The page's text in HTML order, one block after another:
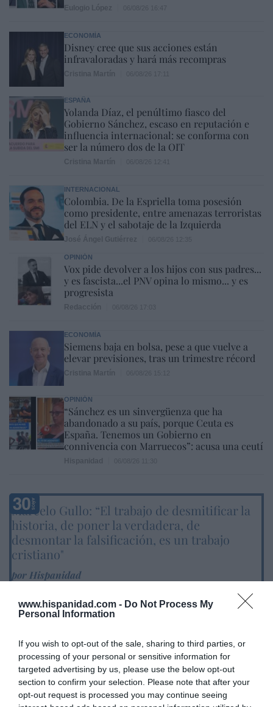
www.hispanidad.com - Do Not Process My
Personal Information
If you wish to opt-out of the sale, sharing to third parties, or
processing of your personal or sensitive information for
targeted advertising by us, please use the below opt-out
section to confirm your selection. Please note that after your
opt-out request is processed you may continue seeing
ECONOMÍA
Disney cree que sus acciones están
infravaloradas y hará más recompras
ESPAÑA
Yolanda Díaz, el penúltimo fiasco del
Gobierno Sánchez, escaso en reputación e
influencia internacional: se conforma con
ser la número dos de la OIT
INTERNACIONAL
Colombia. De la Espriella toma posesión
como presidente, entre amenazas terroristas
del ELN y el sabotaje de la Izquierda
OPINIÓN
Vox pide devolver a los hijos con sus padres...
y es fascista...el PNV opina lo mismo... y es
progresista
ECONOMÍA
Siemens baja en bolsa, pese a que vuelve a
elevar previsiones, tras un trimestre récord
OPINIÓN
“Sánchez es un sinvergüenza que ha
abandonado a su país, porque Ceuta es
España. Tenemos un Gobierno en
connivencia con Marruecos”: acusa una ceutí
Marcelo Gullo: “El trabajo de desmitificar la
historia, de poner la verdadera, de
desmontar la falsificación, es un trabajo
cristiano"
por Hispanidad
DIARIO DE LA CORRUPCIÓN SANCHISTA
Diario de la corrupción sanchista. La
Audiencia Nacional prorroga seis meses la
investigación del caso Koldo, ante el
ingente material incautado por la UCO